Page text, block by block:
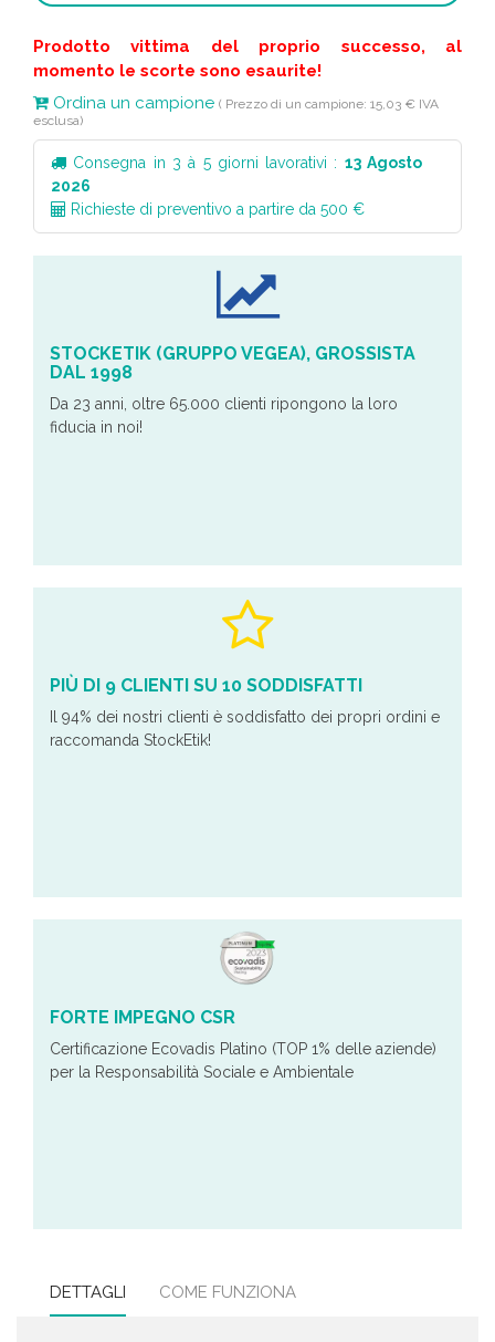
Prodotto vittima del proprio successo, al
momento le scorte sono esaurite!
Ordina un campione ( Prezzo di un campione: 15,03 € IVA
esclusa)
Consegna in 3 à 5 giorni lavorativi : 13 Agosto
2026
Richieste di preventivo a partire da 500 €
STOCKETIK (GRUPPO VEGEA), GROSSISTA
DAL 1998
Da 23 anni, oltre 65.000 clienti ripongono la loro
fiducia in noi!
PIÙ DI 9 CLIENTI SU 10 SODDISFATTI
Il 94% dei nostri clienti è soddisfatto dei propri ordini e
raccomanda StockEtik!
FORTE IMPEGNO CSR
Certificazione Ecovadis Platino (TOP 1% delle aziende)
per la Responsabilità Sociale e Ambientale
DETTAGLI COME FUNZIONA